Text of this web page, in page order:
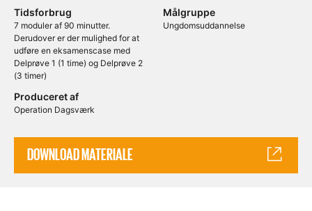
DOWNLOAD MATERIALE
Tidsforbrug
7 moduler af 90 minutter.
Derudover er der mulighed for at
udføre en eksamenscase med
Delprøve 1 (1 time) og Delprøve 2
(3 timer)
Målgruppe
Ungdomsuddannelse
Produceret af
Operation Dagsværk